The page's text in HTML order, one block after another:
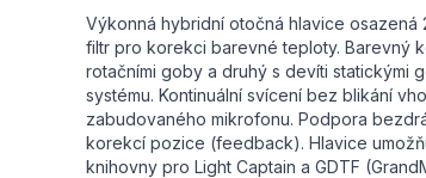
Výkonná hybridní otočná hlavice osazená
filtr pro korekci barevné teploty. Barevný
rotačními goby a druhý s devíti statickými
systému. Kontinuální svícení bez blikání
zabudovaného mikrofonu. Podpora
korekcí pozice (feedback). Hlavice
knihovny pro Light Captain a GDTF